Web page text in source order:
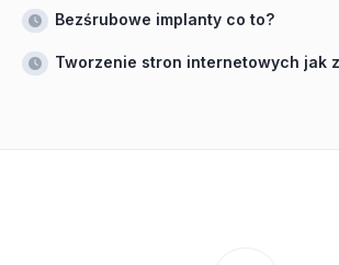
Bezśrubowe implanty co to?
Tworzenie stron internetowych jak